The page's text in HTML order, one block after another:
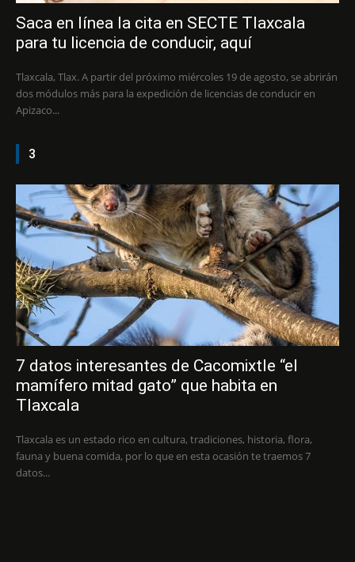
Saca en línea la cita en SECTE Tlaxcala
para tu licencia de conducir, aquí
Tlaxcala, Tlax. A partir del próximo miércoles 19 de agosto, se abrirán
dos módulos más para la expedición de licencias de conducir en
Apizaco...
3
7 datos interesantes de Cacomixtle “el
mamífero mitad gato” que habita en
Tlaxcala
Tlaxcala es un estado rico en cultura, tradiciones, historia, flora,
fauna y buena comida, por lo que en esta ocasión te traemos 7
datos...